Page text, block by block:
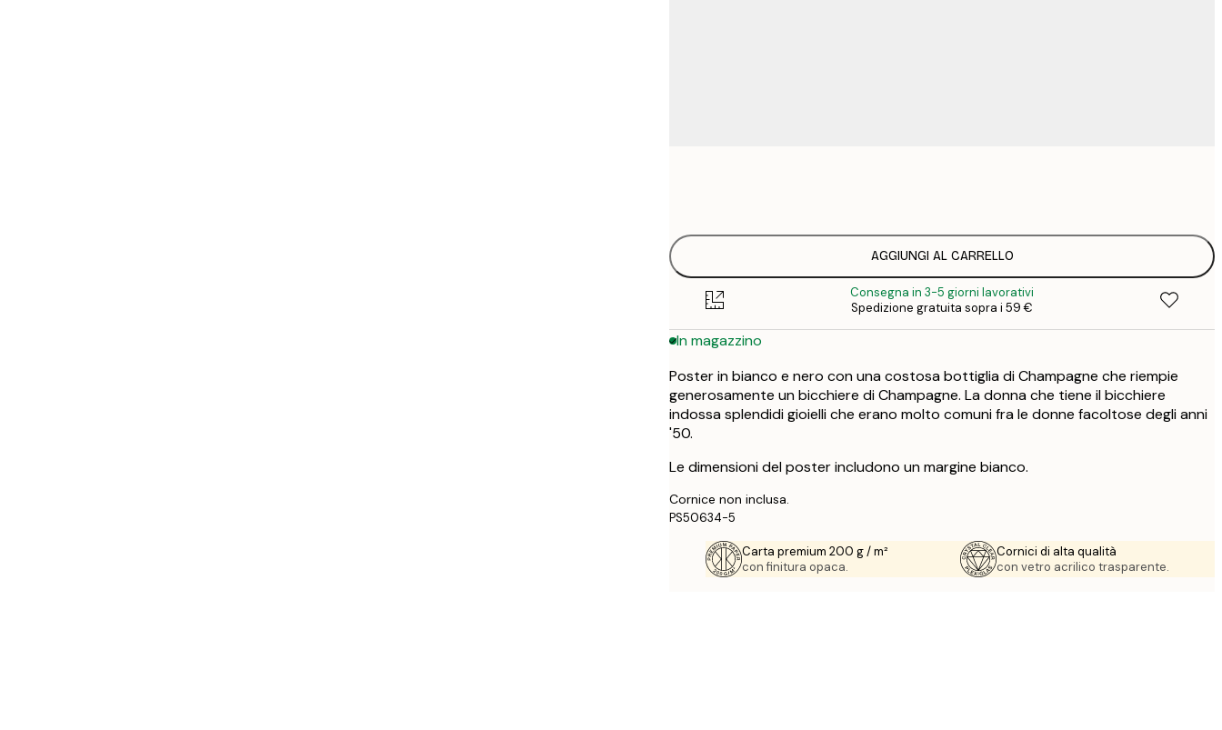
AGGIUNGI AL CARRELLO
Consegna in 3-5 giorni lavorativi
Spedizione gratuita sopra i 59 €
In magazzino
Poster in bianco e nero con una costosa bottiglia di Champagne che riempie
generosamente un bicchiere di Champagne. La donna che tiene il bicchiere
indossa splendidi gioielli che erano molto comuni fra le donne facoltose degli anni
'50.
Le dimensioni del poster includono un margine bianco.
Cornice non inclusa.
PS50634-5
Carta premium 200 g / m²
con finitura opaca.
Cornici di alta qualità
con vetro acrilico trasparente.